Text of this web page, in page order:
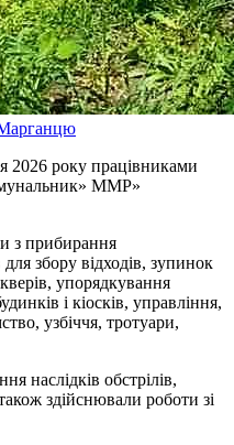
2026 року працівниками
ММР»
з прибирання
збору відходів, зупинок
упорядкування
і кіосків, управління,
узбіччя, тротуари,
наслідків обстрілів,
здійснювали роботи зі